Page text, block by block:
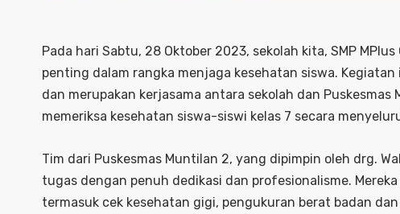
Pada hari Sabtu, 28 Oktober 2023, sekolah kita, SMP
penting dalam rangka menjaga kesehatan siswa.
dan merupakan kerjasama antara sekolah dan
memeriksa kesehatan siswa-siswi kelas 7 secara
Tim dari Puskesmas Muntilan 2, yang dipimpin oleh drg.
tugas dengan penuh dedikasi dan profesionalisme.
termasuk cek kesehatan gigi, pengukuran berat badan